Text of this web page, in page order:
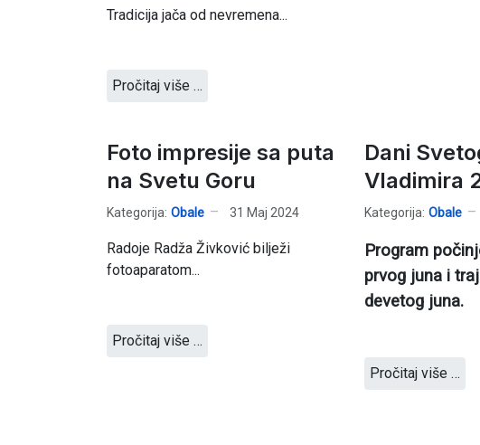
Tradicija jača od nevremena...
Pročitaj više …
Foto impresije sa puta
na Svetu Goru
Kategorija: Obale 31 Maj 2024
Radoje Radža Živković bilježi
fotoaparatom...
Pročitaj više …
Dani
Vladimira
Kategorija: Obale
Program
prvog juna i
devetog juna.
Pročitaj više …